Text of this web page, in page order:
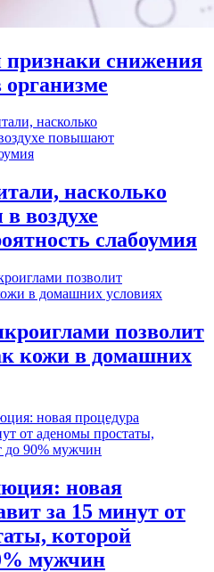
признаки снижения
организме
насколько
воздухе
слабоумия
позволит
кожи в домашних
новая
за 15 минут от
которой
мужчин